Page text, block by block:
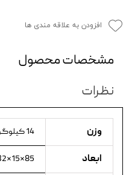
افزودن به علاقه مندی ها
مشخصات محصول
نظرات
وزن 14 کیلوگرم
ابعاد 85×15×32 سانتی‌متر